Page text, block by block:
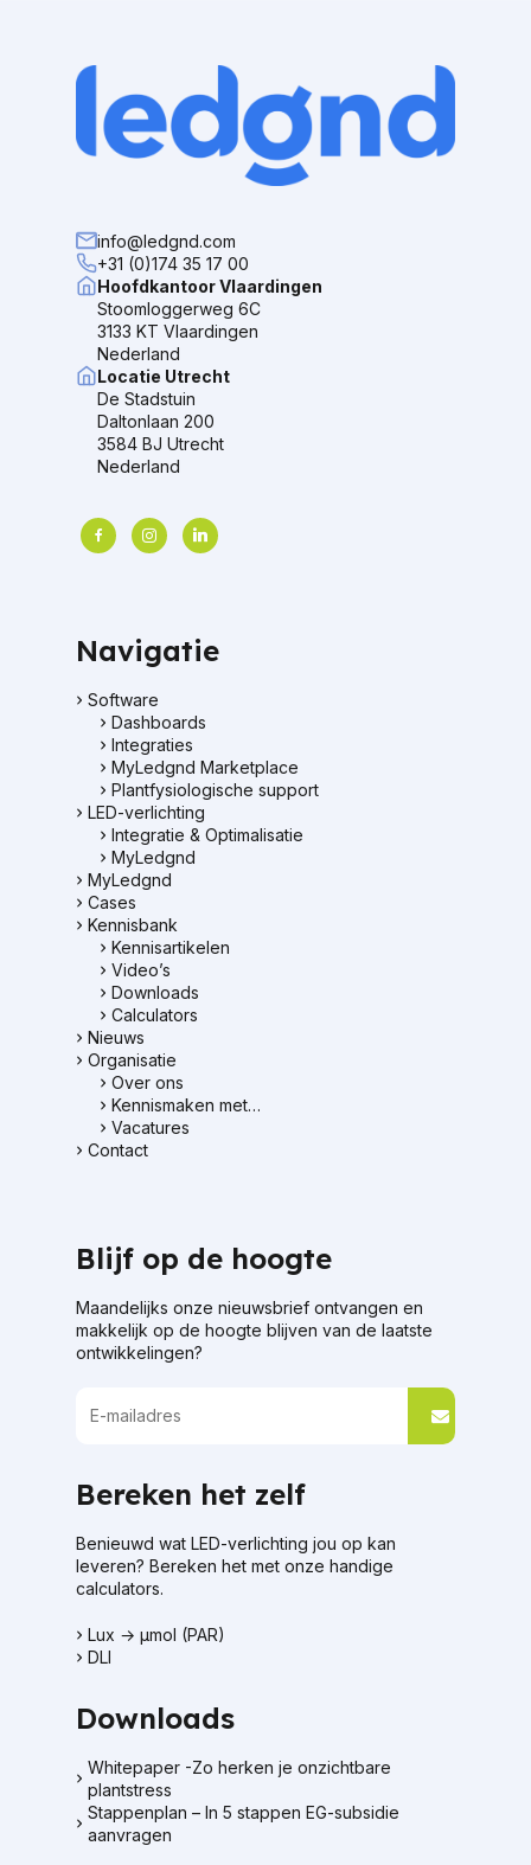
info@ledgnd.com
+31 (0)174 35 17 00
Hoofdkantoor Vlaardingen
Stoomloggerweg 6C
3133 KT Vlaardingen
Nederland
Locatie Utrecht
De Stadstuin
Daltonlaan 200
3584 BJ Utrecht
Nederland
facebookinstagramlinkedin
Navigatie
Software
Dashboards
Integraties
MyLedgnd Marketplace
Plantfysiologische support
LED-verlichting
Integratie & Optimalisatie
MyLedgnd
MyLedgnd
Cases
Kennisbank
Kennisartikelen
Video’s
Downloads
Calculators
Nieuws
Organisatie
Over ons
Kennismaken met…
Vacatures
Contact
Blijf op de hoogte
Maandelijks onze nieuwsbrief ontvangen en
makkelijk op de hoogte blijven van de laatste
ontwikkelingen?
Bereken het zelf
Benieuwd wat LED-verlichting jou op kan
leveren? Bereken het met onze handige
calculators.
Lux → μmol (PAR)
DLI
Downloads
Whitepaper -Zo herken je onzichtbare
plantstress
Stappenplan – In 5 stappen EG-subsidie
aanvragen